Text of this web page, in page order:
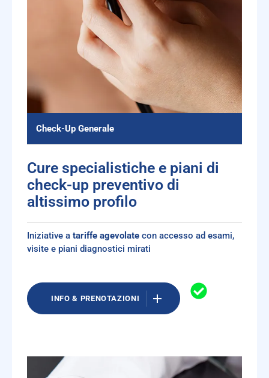
Check-Up Generale
Cure specialistiche e piani di
check-up preventivo di
altissimo profilo
Iniziative a tariffe agevolate con accesso ad esami,
visite e piani diagnostici mirati
INFO & PRENOTAZIONI